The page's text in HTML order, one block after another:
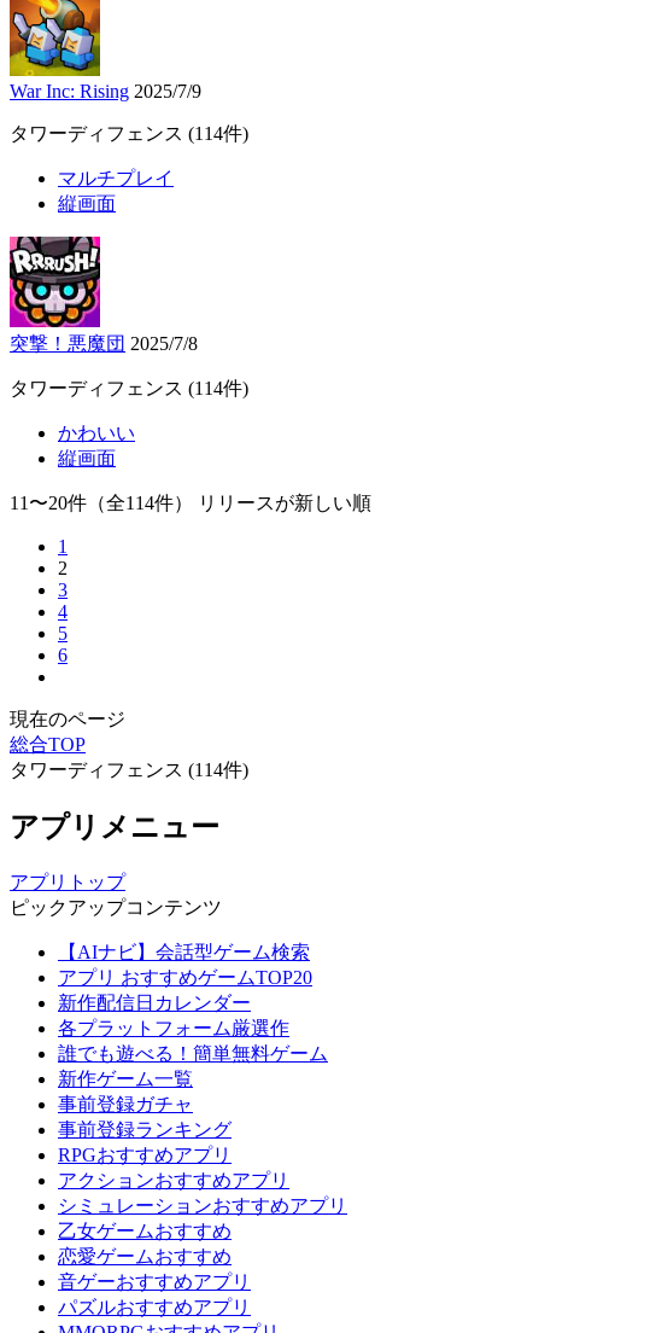
War Inc: Rising 2025/7/9
タワーディフェンス (114件)
マルチプレイ
縦画面
突撃！悪魔団 2025/7/8
タワーディフェンス (114件)
かわいい
縦画面
11〜20件 （全114件） リリースが新しい順
1
2
3
4
5
6
現在のページ
総合TOP
タワーディフェンス (114件)
アプリメニュー
アプリトップ
ピックアップコンテンツ
【AIナビ】会話型ゲーム検索
アプリ おすすめゲームTOP20
新作配信日カレンダー
各プラットフォーム厳選作
誰でも遊べる！簡単無料ゲーム
新作ゲーム一覧
事前登録ガチャ
事前登録ランキング
RPGおすすめアプリ
アクションおすすめアプリ
シミュレーションおすすめアプリ
乙女ゲームおすすめ
恋愛ゲームおすすめ
音ゲーおすすめアプリ
パズルおすすめアプリ